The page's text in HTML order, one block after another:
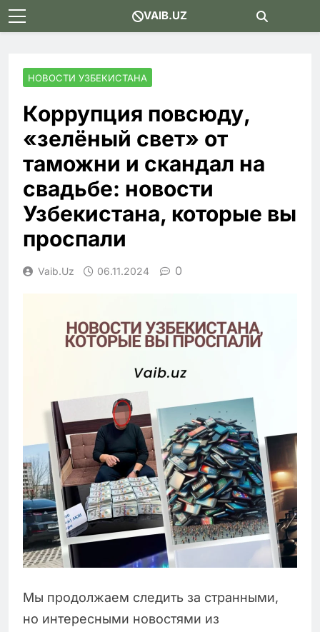
Skip
to
VAIB.UZ
НОВОСТИ УЗБЕКИСТАНА
Коррупция повсюду,
«зелёный свет» от
таможни и скандал на
свадьбе: новости
Узбекистана, которые вы
проспали
Vaib.uz 06.11.2024 0
Мы продолжаем следить за странными,
но интересными новостями из